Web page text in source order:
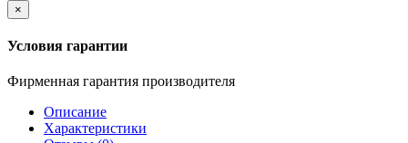
×
Условия гарантии
Фирменная гарантия производителя
Описание
Характеристики